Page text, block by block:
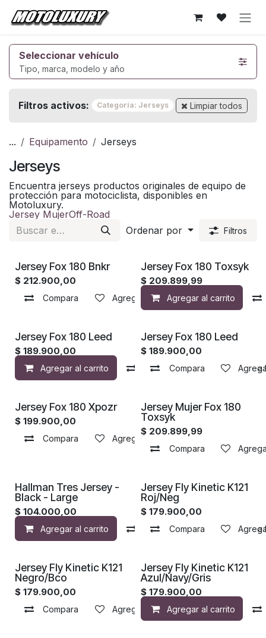
Ir al contenido
Seleccionar vehículo
Tipo, marca, modelo y año
Filtros activos: Categoría: Jerseys Limpiar todos
... Equipamento Jerseys
Jerseys
Encuentra jerseys productos originales de equipo de
protección para motociclista, disponibles en
Motoluxury.
Jersey MujerOff-Road
Ordenar por
Filtros
Jersey Fox 180 Bnkr
$ 212.900,00
Compara Agregar a la lista de deseos
Jersey Fox 180 Toxsyk
$ 209.899,99
Agregar al carrito
Jersey Fox 180 Leed
$ 189.900,00
Agregar al carrito Compara Agregar a
Jersey Fox 180 Leed
$189.900,00
Compara
Jersey Fox 180 Xpozr
$ 199.900,00
Compara Agregar a la lista de deseos
Jersey Mujer Fox 180
Toxsyk
$ 209.899,99
Compara
Hallman Tres Jersey -
Black - Large
$ 104.000,00
Agregar al carrito Compara Agregar a
Jersey Fly Kinetic K121
Roj/Neg
$179.900,00
Compara
Jersey Fly Kinetic K121
Negro/Bco
$ 179.900,00
Compara Agregar a la lista de deseos
Jersey Fly Kinetic K121
Azul/Navy/Gris
$179.900,00
Agregar al carrito